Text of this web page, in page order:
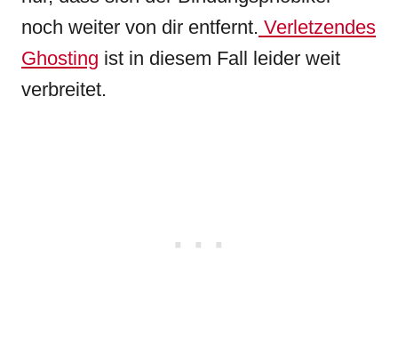
noch weiter von dir entfernt. Verletzendes
Ghosting ist in diesem Fall leider weit
verbreitet.